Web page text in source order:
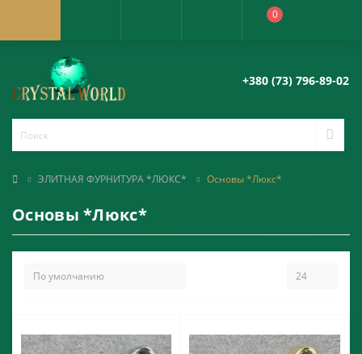
0
+380 (73) 796-89-02
ЭЛИТНАЯ ФУРНИТУРА *ЛЮКС* Основы *Люкс*
Основы *Люкс*